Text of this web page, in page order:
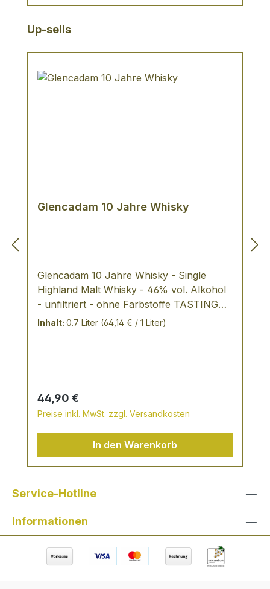
Produktgalerie überspringen
Up-sells
Glencadam 10 Jahre Whisky
Glencadam 10 Jahre Whisky - Single
Highland Malt Whisky - 46% vol. Alkohol
- unfiltriert - ohne Farbstoffe TASTING
NOTES: in der Farbe strohgelb intensive,
Süße und leicht würzigen Holznoten
langer Abgang, reich und klar
Inhalt: 0.7 Liter (64,14 € / 1 Liter)
Regulärer Preis:
44,90 €
Preise inkl. MwSt. zzgl. Versandkosten
In den Warenkorb
Service-Hotline
Informationen